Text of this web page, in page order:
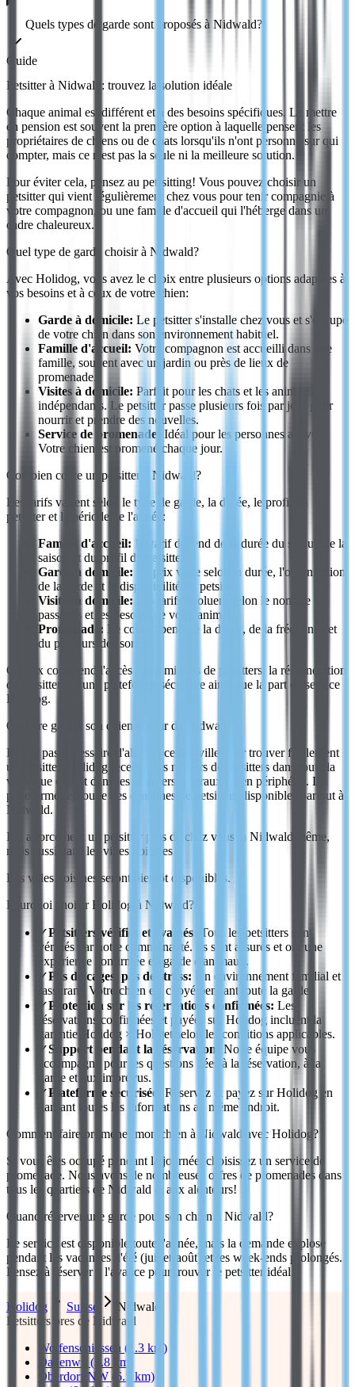
Quels types de garde sont proposés à Nidwald?
Guide
Petsitter à Nidwald: trouvez la solution idéale
Chaque animal est différent et a des besoins spécifiques. Le mettre
en pension est souvent la première option à laquelle pensent les
propriétaires de chiens ou de chats lorsqu'ils n'ont personne sur qui
compter, mais ce n'est pas la seule ni la meilleure solution.
Pour éviter cela, pensez au pet-sitting! Vous pouvez choisir un
petsitter qui vient régulièrement chez vous pour tenir compagnie à
votre compagnon, ou une famille d'accueil qui l'héberge dans un
cadre chaleureux.
Quel type de garde choisir à Nidwald?
Avec Holidog, vous avez le choix entre plusieurs options adaptées à
vos besoins et à ceux de votre chien:
Garde à domicile: Le petsitter s'installe chez vous et s'occupe
de votre chien dans son environnement habituel.
Famille d'accueil: Votre compagnon est accueilli dans une
famille, souvent avec un jardin ou près de lieux de
promenade.
Visites à domicile: Parfait pour les chats et les animaux
indépendants. Le petsitter passe plusieurs fois par jour pour
nourrir et prendre des nouvelles.
Service de promenade: Idéal pour les personnes actives.
Votre chien est promené chaque jour.
Combien coûte un petsitter à Nidwald?
Les tarifs varient selon le type de garde, la durée, le profil du
petsitter et la période de l'année:
Famille d'accueil: Le tarif dépend de la durée du séjour, de la
saison et du profil du petsitter.
Garde à domicile:
Le prix varie selon la durée, l'organisation
de la garde et la disponibilité du petsitter.
Visites à domicile:
Les tarifs évoluent selon le nombre de
passages et les besoins de votre animal.
Promenade: Le coût dépend de la durée, de la fréquence et
du parcours des sorties.
Ce prix comprend l'accès à des milliers de petsitters, la rémunération
du petsitter via une plateforme sécurisée ainsi que la part de service
Holidog.
Où faire garder son chien autour de Nidwald?
Il n'est pas nécessaire d'aller en centre-ville pour trouver facilement
un petsitter. Holidog recense des milliers de petsitters dans toute la
ville, que ce soit dans les quartiers centraux ou en périphérie. La
plateforme regroupe des centaines de petsitters disponibles partout à
Nidwald.
Il y a forcément un petsitter près de chez vous, à Nidwald même,
mais aussi dans les villes voisines:
Les villes voisines seront bientôt disponibles.
Pourquoi choisir Holidog à Nidwald?
✓Petsitters vérifiés et évalués:
Tous les petsitters sont
vérifiés par notre communauté. Ils sont assurés et ont une
expérience confirmée en garde d'animaux.
✓Pas de cages, pas de stress:
Un environnement familial et
rassurant. Votre chien est choyé pendant toute la garde.
✓Protection sur les réservations confirmées: Les
réservations confirmées et payées sur Holidog incluent la
garantie Holidog × Holivet selon les conditions applicables.
✓Support pendant la réservation:
Notre équipe vous
accompagne pour les questions liées à la réservation, à la
garde et aux imprévus.
✓Plateforme sécurisée:
Réservez et payez sur Holidog en
gardant toutes les informations au même endroit.
Comment faire promener mon chien à Nidwald avec Holidog?
Si vous êtes occupé pendant la journée, choisissez un service de
promenade. Nous avons de nombreuses offres de promenades dans
tous les quartiers de Nidwald et aux alentours!
Quand réserver une garde pour son chien à Nidwald?
Le service est disponible toute l'année, mais la demande explose
pendant les vacances d'été (juillet-août) et les week-ends prolongés.
Pensez à réserver à l'avance pour trouver le petsitter idéal.
Holidog Suisse
Nidwald
Petsitters pres de Nidwald
Wolfenschiessen (1.3 km)
Dallenwil (3.8 km)
Oberdorf NW (6.5 km)